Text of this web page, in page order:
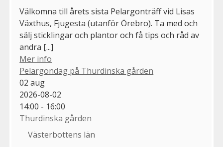
Välkomna till årets sista Pelargonträff vid Lisas
Växthus, Fjugesta (utanför Örebro). Ta med och
sälj sticklingar och plantor och få tips och råd av
andra [...]
Mer info
Pelargondag på Thurdinska gården
02 aug
2026-08-02
14:00 - 16:00
Thurdinska gården
Västerbottens län